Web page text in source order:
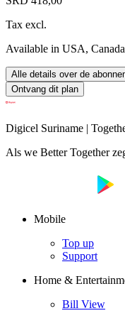
Tax excl.
Available in USA,
Alle details over de
Ontvang dit plan
Digicel Suriname |
Als we Better Together
Mobile
Top up
Support
Home &
Bill View